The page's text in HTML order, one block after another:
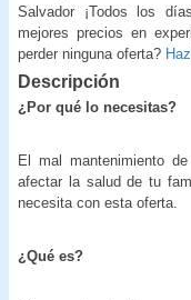
Salvador ¡Todos los
mejores precios en
perder ninguna oferta?
Descripción
¿Por qué lo necesitas?
El mal mantenimiento
afectar la salud de tu
necesita con esta oferta.
¿Qué es?